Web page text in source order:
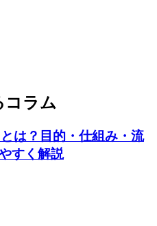
コラム
は？目的・仕組み・流
すく解説